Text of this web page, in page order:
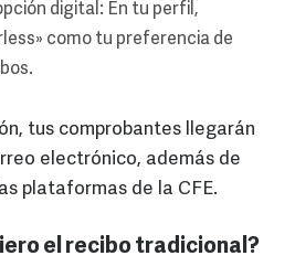
digital: En tu perfil,
como tu preferencia de
tus comprobantes llegarán
electrónico, además de
plataformas de la CFE.
el recibo tradicional?